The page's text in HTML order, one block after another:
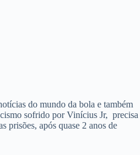
do mundo da bola e também
sofrido por Vinícius Jr, precisa
prisões, após quase 2 anos de